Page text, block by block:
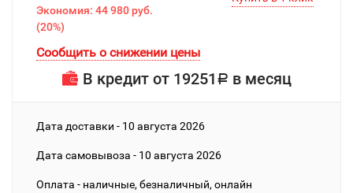
Экономия: 44 980 руб.
(20%)
Сообщить о снижении цены
В кредит от 19251 Р в месяц
Дата доставки - 10 августа 2026
Дата cамовывоза - 10 августа 2026
Оплата - наличные, безналичный, онлайн